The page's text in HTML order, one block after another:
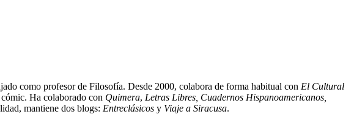
como profesor de Filosofía. Desde 2000, colabora de forma habitual con El Cultural
Ha colaborado con Quimera, Letras Libres, Cuadernos Hispanoamericanos,
mantiene dos blogs: Entreclásicos y Viaje a Siracusa.